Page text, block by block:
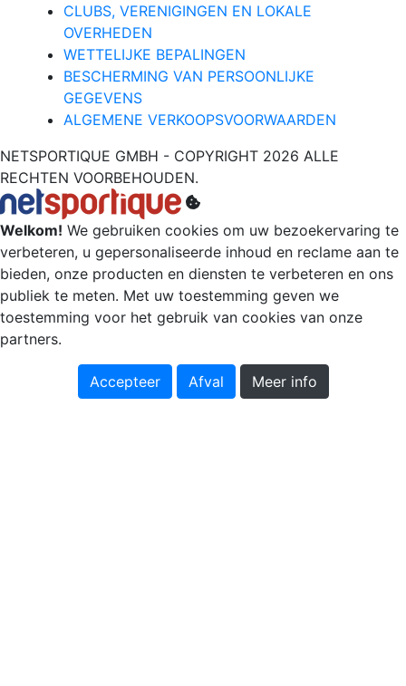
CLUBS, VERENIGINGEN EN LOKALE
OVERHEDEN
WETTELIJKE BEPALINGEN
BESCHERMING VAN PERSOONLIJKE
GEGEVENS
ALGEMENE VERKOOPSVOORWAARDEN
NETSPORTIQUE GMBH - COPYRIGHT 2026 ALLE
RECHTEN VOORBEHOUDEN.
Welkom! We gebruiken cookies om uw bezoekervaring te
verbeteren, u gepersonaliseerde inhoud en reclame aan te
bieden, onze producten en diensten te verbeteren en ons
publiek te meten. Met uw toestemming geven we
toestemming voor het gebruik van cookies van onze
partners.
Accepteer Afval Meer info